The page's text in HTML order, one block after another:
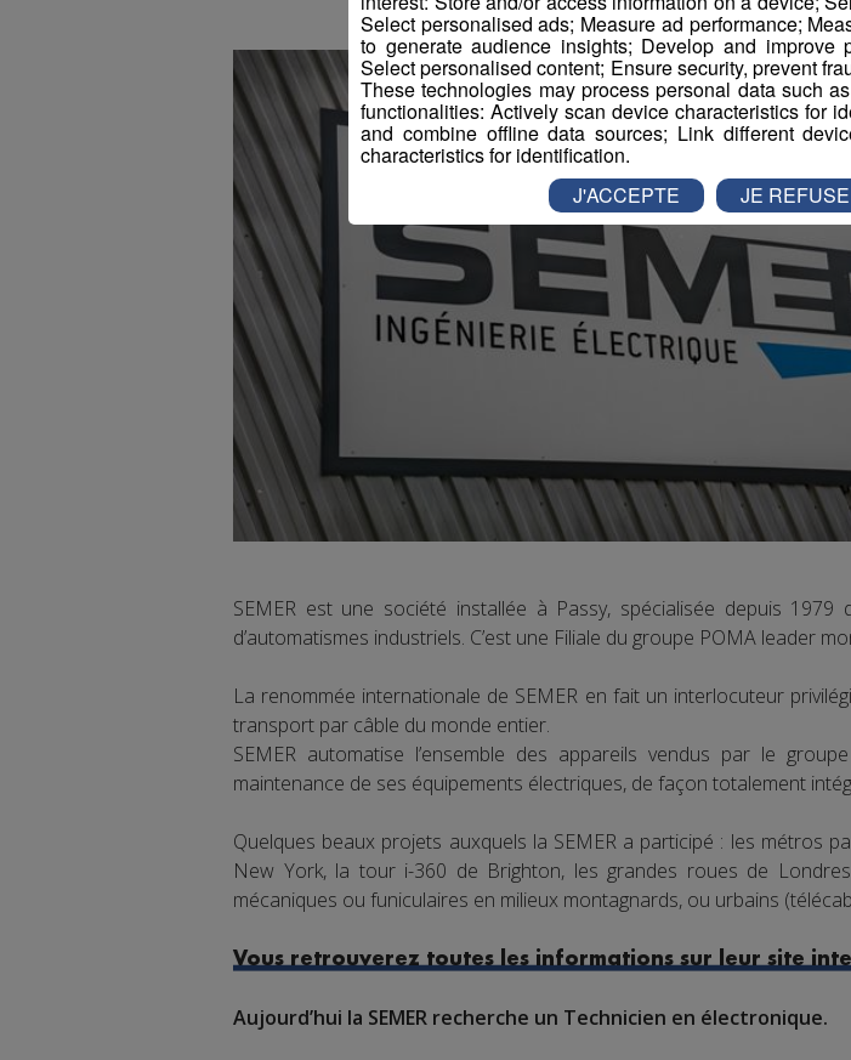
SEMER est une société installée à Passy, spécialisée depuis 1979
d’automatismes industriels. C’est une Filiale du groupe POMA leader
La renommée internationale de SEMER en fait un interlocuteur
transport par câble du monde entier.
SEMER automatise l’ensemble des appareils vendus par le
maintenance de ses équipements électriques, de façon totalement
Quelques beaux projets auxquels la SEMER a participé : les métros
New York, la tour i-360 de Brighton, les grandes roues de
mécaniques ou funiculaires en milieux montagnards, ou urbains
Vous retrouverez toutes les informations sur leur site
Aujourd’hui la SEMER recherche un Technicien en électronique.
Select personalised ads; Measure ad performance;
to generate audience insights; Develop and improve
Select personalised content; Ensure security, prevent
These technologies may process personal data such
functionalities: Actively scan device characteristics for
and combine offline data sources; Link different
characteristics for identification.
J'ACCEPTE JE REFUSE